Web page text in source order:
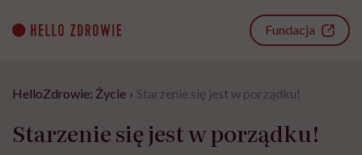
content
Fundacja
HelloZdrowie: Życie › Starzenie się jest w porządku!
Starzenie się jest w porządku!